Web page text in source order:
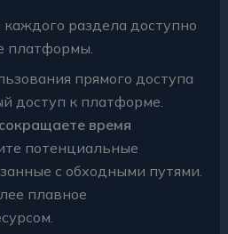
раздела доступно
платформы.
прямого доступа
доступ к платформе.
время
потенциальные
с обходными путями.
плавное